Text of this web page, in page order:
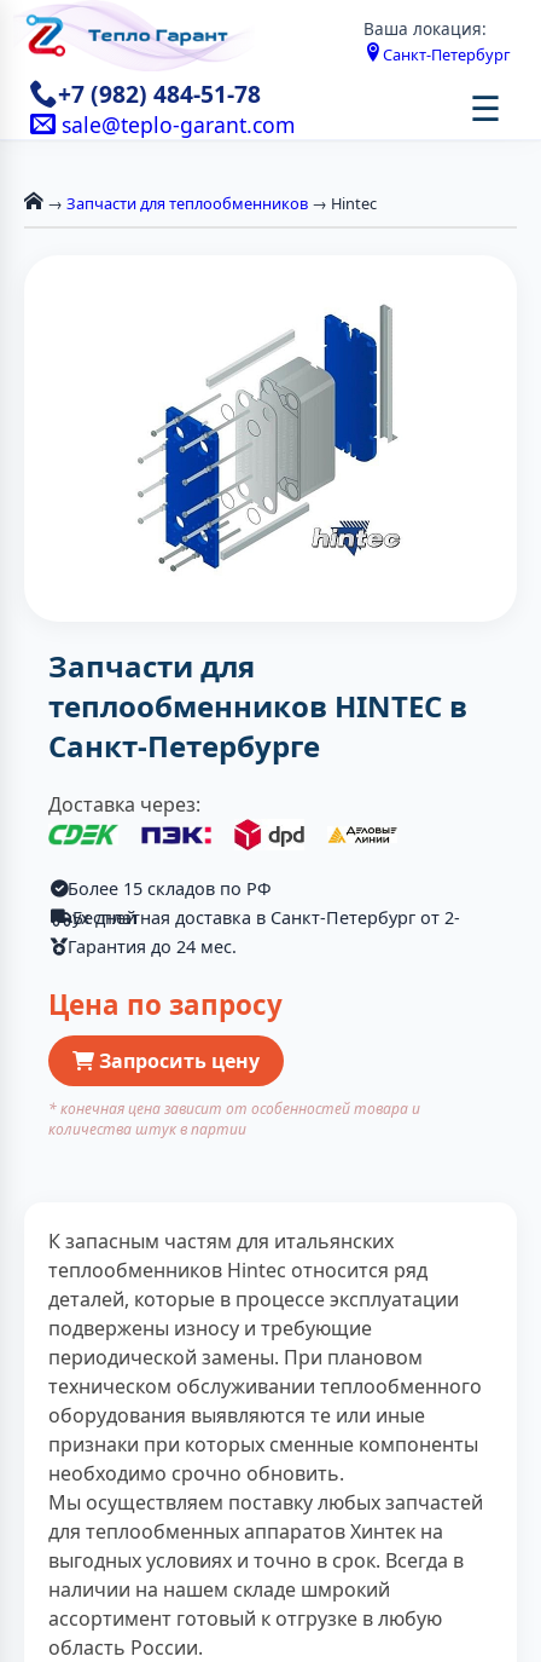
Ваша локация:
Санкт-Петербург
+7 (982) 484-51-78
sale@teplo-garant.com ☰
→ Запчасти для теплообменников → Hintec
Запчасти для
теплообменников HINTEC в
Санкт-Петербурге
Доставка через:
Более 15 складов по РФ
Бесплатная доставка в Санкт-Петербург от 2-ух дней
Гарантия до 24 мес.
Цена по запросу
Запросить цену
* конечная цена зависит от особенностей товара и
количества штук в партии
К запасным частям для итальянских
теплообменников Hintec относится ряд
деталей, которые в процессе эксплуатации
подвержены износу и требующие
периодической замены. При плановом
техническом обслуживании теплообменного
оборудования выявляются те или иные
признаки при которых сменные компоненты
необходимо срочно обновить.
Мы осуществляем поставку любых запчастей
для теплообменных аппаратов Хинтек на
выгодных условиях и точно в срок. Всегда в
наличии на нашем складе шмрокий
ассортимент готовый к отгрузке в любую
область России.